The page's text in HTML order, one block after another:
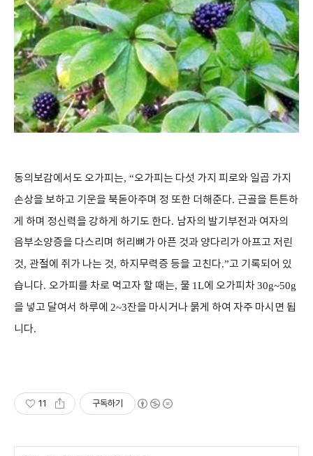
동의보감에서도 오가피는, “오가피는 다섯 가지 피로와 일곱 가지
손상을 보하고 기운을 북돋아주며 정 또한 더해준다. 근골을 튼튼하
게 하며 정신력을 강하게 하기도 한다. 남자의 발기부전과 여자의
음부소양증을 다스리며 허리뼈가 아픈 것과 양다리가 아프고 저린
것, 관절에 쥐가 나는 것, 하지무력증 등을 고친다.”고 기록되어 있
습니다. 오가피를 차로 먹고자 할 때는, 물 1L에 오가피차30g~50g
을 넣고 달여서 하루에 2~3잔을 마시거나 묽게 하여 자주 마시면 됩
니다.
11 구독하기